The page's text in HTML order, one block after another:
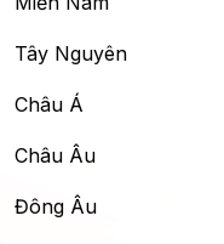
Tây Nguyên
Châu Á
Châu Âu
Đông Âu